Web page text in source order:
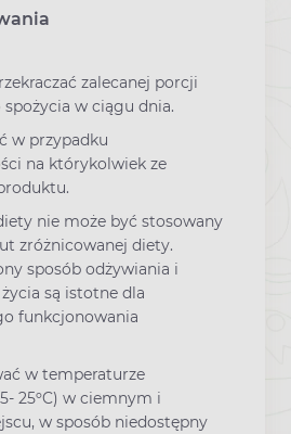
zalecanej porcji
w ciągu dnia.
w przypadku
na którykolwiek ze
nie może być stosowany
zróżnicowanej diety.
sposób odżywiania i
są istotne dla
funkcjonowania
w temperaturze
25ºC) w ciemnym i
w sposób niedostępny